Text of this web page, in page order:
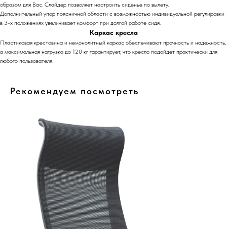
образом для Вас. Слайдер позволяет настроить сиденье по вылету.
Дополнительный упор поясничной области с возможностью индивидуальной регулировки
в 3-х положениях увеличивает комфорт при долгой работе сидя.
Каркас кресла
Пластиковая крестовина и немонолитный каркас обеспечивают прочность и надежность,
а максимальная нагрузка до 120 кг гарантирует, что кресло подойдет практически для
любого пользователя.
Рекомендуем посмотреть